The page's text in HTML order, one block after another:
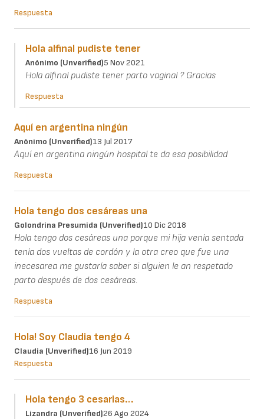
Respuesta
Hola alfinal pudiste tener
Anónimo (unverified)5 Nov 2021
Hola alfinal pudiste tener parto vaginal ? Gracias
Respuesta
Aquí en argentina ningún
Anónimo (unverified)13 Jul 2017
Aquí en argentina ningún hospital te da esa posibilidad
Respuesta
Hola tengo dos cesáreas una
Golondrina Presumida (unverified)10 Dic 2018
Hola tengo dos cesáreas una porque mi hija venía sentada
tenía dos vueltas de cordón y la otra creo que fue una
inecesarea me gustaría saber si alguien le an respetado
parto después de dos cesáreas.
Respuesta
Hola! Soy Claudia tengo 4
Claudia (unverified)16 Jun 2019
Respuesta
Hola tengo 3 cesarias…
Lizandra (unverified)26 Ago 2024